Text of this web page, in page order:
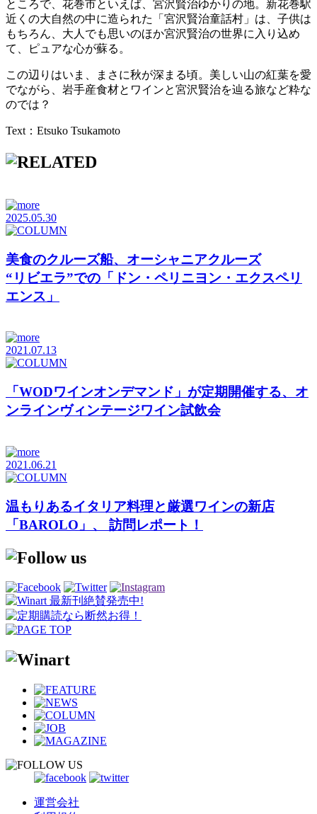
ところで、花巻市といえば、宮沢賢治ゆかりの地。新花巻駅
近くの大自然の中に造られた「宮沢賢治童話村」は、子供は
もちろん、大人でも思いのほか宮沢賢治の世界に入り込め
て、ピュアな心が蘇る。
この辺りはいま、まさに秋が深まる頃。美しい山の紅葉を愛
でながら、岩手産食材とワインと宮沢賢治を辿る旅など粋な
のでは？
Text：Etsuko Tsukamoto
2025.05.30
美食のクルーズ船、オーシャニアクルーズ
“リビエラ”での「ドン・ペリニヨン・エクスペリ
エンス」
2021.07.13
「WODワインオンデマンド」が定期開催する、オ
ンラインヴィンテージワイン試飲会
2021.06.21
温もりあるイタリア料理と厳選ワインの新店
「BAROLO」、 訪問レポート！
運営会社